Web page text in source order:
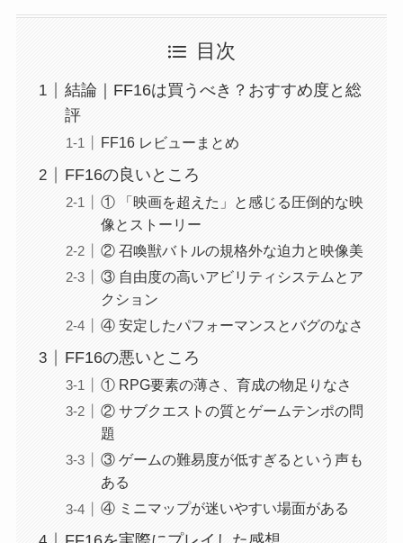
目次
結論｜FF16は買うべき？おすすめ度と総
評
FF16 レビューまとめ
FF16の良いところ
① 「映画を超えた」と感じる圧倒的な映
像とストーリー
② 召喚獣バトルの規格外な迫力と映像美
③ 自由度の高いアビリティシステムとア
クション
④ 安定したパフォーマンスとバグのなさ
FF16の悪いところ
① RPG要素の薄さ、育成の物足りなさ
② サブクエストの質とゲームテンポの問
題
③ ゲームの難易度が低すぎるという声も
ある
④ ミニマップが迷いやすい場面がある